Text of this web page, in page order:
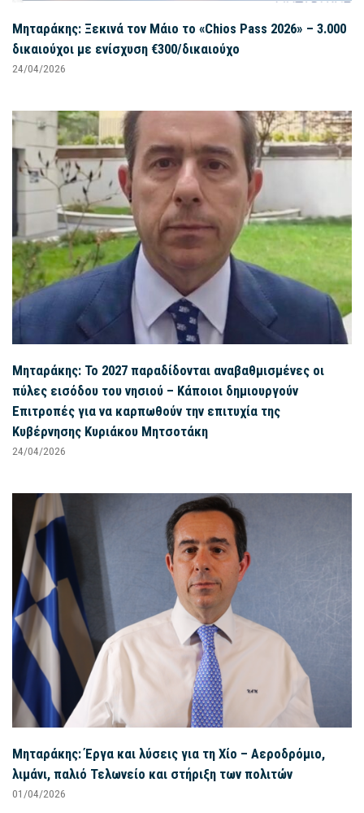
Μηταράκης: Ξεκινά τον Μάιο το «Chios Pass 2026» – 3.000
δικαιούχοι με ενίσχυση €300/δικαιούχο
24/04/2026
Μηταράκης: Το 2027 παραδίδονται αναβαθμισμένες οι
πύλες εισόδου του νησιού – Κάποιοι δημιουργούν
Επιτροπές για να καρπωθούν την επιτυχία της
Κυβέρνησης Κυριάκου Μητσοτάκη
24/04/2026
Μηταράκης: Έργα και λύσεις για τη Χίο – Αεροδρόμιο,
λιμάνι, παλιό Τελωνείο και στήριξη των πολιτών
01/04/2026